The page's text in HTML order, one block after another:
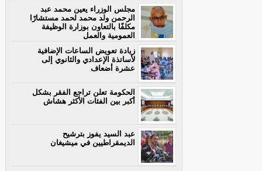
مجلس الوزراء يعين محمد عبد
الرحمن ولد محمد لحمد مستشارًا
مكلفًا بالتعاون بوزارة الوظيفة
العمومية والعمل
زيادة تعويض الساعات الإضافية
لأساتذة الإعدادي والثانوي إلى
عشرة أضعاف
الحكومة تعلن تراجع الفقر بشكل
أكبر بين الفئات الأكثر هشاش
عبد السيد يفوز بترشيح
الديمقراطيين في ميشيغان